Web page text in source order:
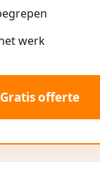
werk
Gratis offerte